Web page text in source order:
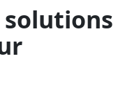
solutions